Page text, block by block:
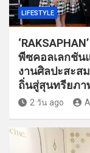
LIFESTYLE
พีซคอลเลกชัน
งานศิลปะสะส
ถิ่นสู่สุนทรียภา
2 วัน ago